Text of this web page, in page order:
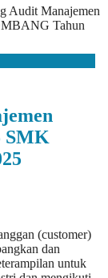
Audit Manajemen
Tahun
SMK
(customer)
dan
untuk